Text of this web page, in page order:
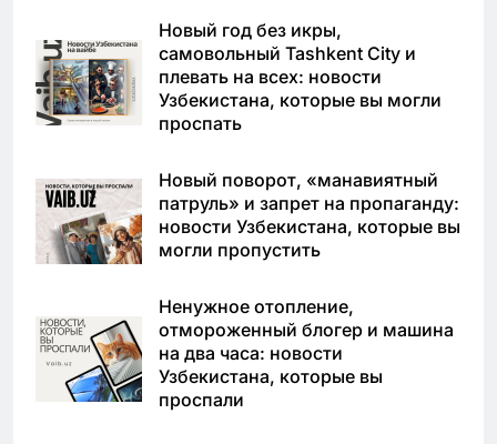
Новый год без икры,
самовольный Tashkent City и
плевать на всех: новости
Узбекистана, которые вы могли
проспать
Новый поворот, «манавиятный
патруль» и запрет на пропаганду:
новости Узбекистана, которые вы
могли пропустить
Ненужное отопление,
отмороженный блогер и машина
на два часа: новости
Узбекистана, которые вы
проспали